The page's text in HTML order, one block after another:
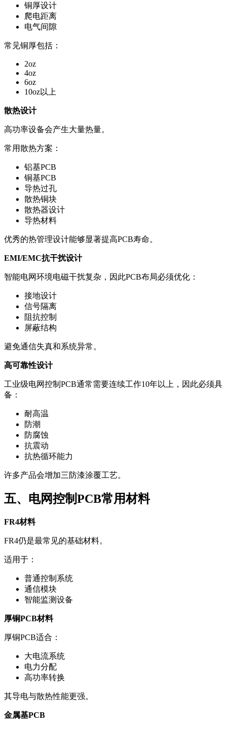
铜厚设计
爬电距离
电气间隙
常见铜厚包括：
2oz
4oz
6oz
10oz以上
散热设计
高功率设备会产生大量热量。
常用散热方案：
铝基PCB
铜基PCB
导热过孔
散热铜块
散热器设计
导热材料
优秀的热管理设计能够显著提高PCB寿命。
EMI/EMC抗干扰设计
智能电网环境电磁干扰复杂，因此PCB布局必须优化：
接地设计
信号隔离
阻抗控制
屏蔽结构
避免通信失真和系统异常。
高可靠性设计
工业级电网控制PCB通常需要连续工作10年以上，因此必须具
备：
耐高温
防潮
防腐蚀
抗震动
抗热循环能力
许多产品会增加三防漆涂覆工艺。
五、电网控制PCB常用材料
FR4材料
FR4仍是最常见的基础材料。
适用于：
普通控制系统
通信模块
智能监测设备
厚铜PCB材料
厚铜PCB适合：
大电流系统
电力分配
高功率转换
其导电与散热性能更强。
金属基PCB